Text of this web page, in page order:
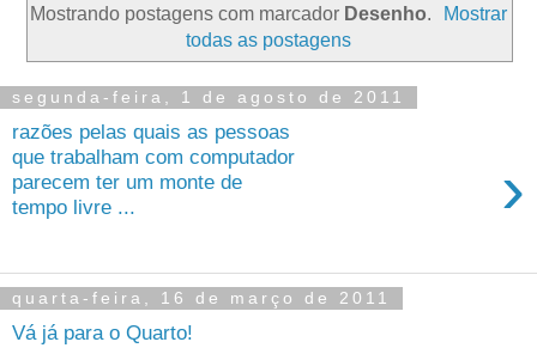
Mostrando postagens com marcador Desenho.
Mostrar
todas as postagens
segunda-feira, 1 de agosto de 2011
razões pelas quais as pessoas
que trabalham com computador
parecem ter um monte de
tempo livre ...
›
quarta-feira, 16 de março de 2011
Vá já para o Quarto!